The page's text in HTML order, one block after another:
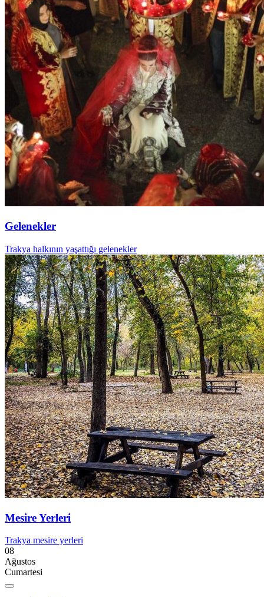
Gelenekler
Trakya halkının yaşattığı gelenekler
Mesire Yerleri
Trakya mesire yerleri
08
Ağustos
Cumartesi